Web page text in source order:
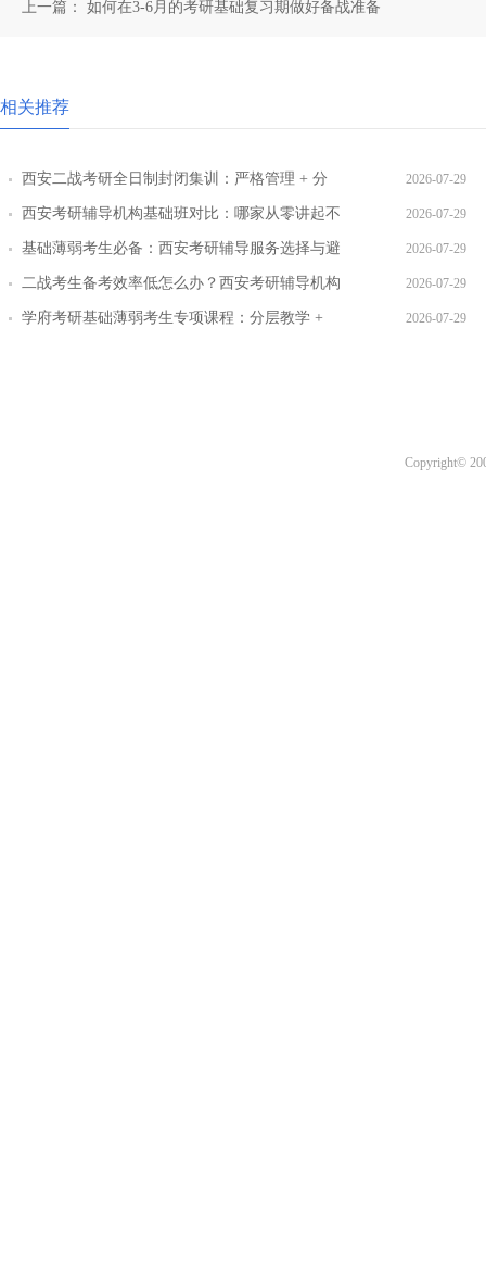
上一篇： 如何在3-6月的考研基础复习期做好备战准备
相关推荐
西安二战考研全日制封闭集训：严格管理 + 分
层教学效果实测
2026-07-29
西安考研辅导机构基础班对比：哪家从零讲起不
跳步骤
2026-07-29
基础薄弱考生必备：西安考研辅导服务选择与避
坑指南
2026-07-29
二战考生备考效率低怎么办？西安考研辅导机构
提效方案盘点
2026-07-29
学府考研基础薄弱考生专项课程：分层教学 + 2026-07-29
Copyright©